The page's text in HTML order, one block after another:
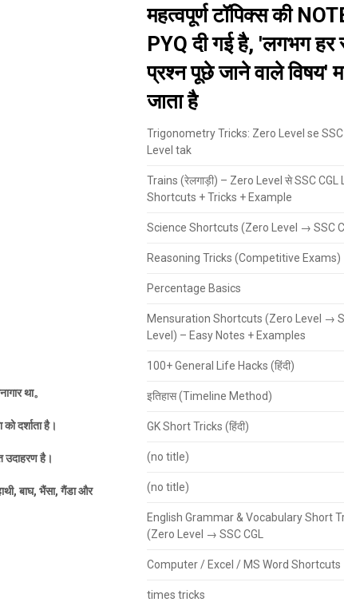
था。
दर्शाता है।
उदाहरण है।
,बाघ, भैंसा,गैंडा और
महत्वपूर्ण टॉपिक्स की
PYQ दी गई है, 'लगभग हर
प्रश्न पूछे जाने वाले विषय'
जाता है
Trigonometry Tricks: Zero Level se SSC
Level tak
Trains (रेलगाड़ी) – Zero Level से SSC CGL
Shortcuts + Tricks + Example
Science Shortcuts (Zero Level → SSC
Reasoning Tricks (Competitive Exams)
Percentage Basics
Mensuration Shortcuts (Zero Level →
Level) – Easy Notes + Examples
100+ General Life Hacks (हिंदी)
इतिहास (Timeline Method)
GK Short Tricks (हिंदी)
(no title)
(no title)
English Grammar & Vocabulary Short
(Zero Level → SSC CGL
Computer / Excel / MS Word Shortcuts
times tricks